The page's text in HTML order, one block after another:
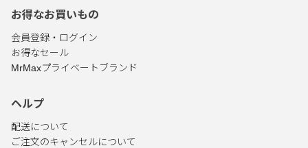
お得なお買いもの
会員登録・ログイン
お得なセール
MrMaxプライベートブランド
ヘルプ
配送について
ご注文のキャンセルについて